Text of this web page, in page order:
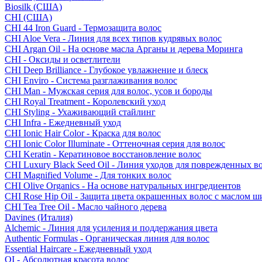
Biosilk (США)
CHI (США)
CHI 44 Iron Guard - Термозащита волос
CHI Aloe Vera - Линия для всех типов кудрявых волос
CHI Argan Oil - На основе масла Арганы и дерева Моринга
CHI - Оксиды и осветлители
CHI Deep Brilliance - Глубокое увлажнение и блеск
CHI Enviro - Система разглаживания волос
CHI Man - Мужская серия для волос, усов и бороды
CHI Royal Treatment - Королевский уход
CHI Styling - Ухаживающий стайлинг
CHI Infra - Ежедневный уход
CHI Ionic Hair Color - Краска для волос
CHI Ionic Color Illuminate - Оттеночная серия для волос
CHI Keratin - Кератиновое восстановление волос
CHI Luxury Black Seed Oil - Линия уходов для поврежденных
CHI Magnified Volume - Для тонких волос
CHI Olive Organics - На основе натуральных ингредиентов
CHI Rose Hip Oil - Защита цвета окрашенных волос с маслом
CHI Tea Tree Oil - Масло чайного дерева
Davines (Италия)
Alchemic - Линия для усиления и поддержания цвета
Authentic Formulas - Органическая линия для волос
Essential Haircare - Eжедневный уход
OI - Абсолютная красота волос